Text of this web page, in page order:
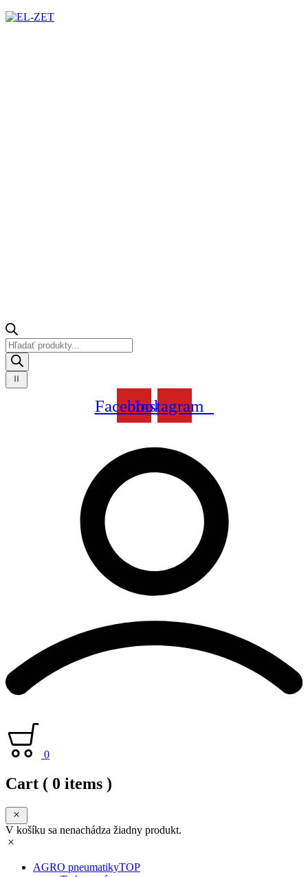
Products
search
FacebookInstagram
0
Cart ( 0 items )
V košíku sa nenachádza žiadny produkt.
AGRO pneumatikyTOP